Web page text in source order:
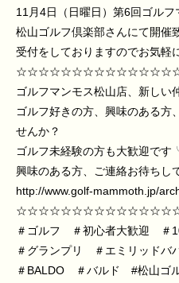
11月4日（日曜日）第6回ゴルフ
松山ゴルフ倶楽部さんにて開催
受付をしておりますのでお気軽
ゴルフマンモス松山店、新しい
ゴルフ好きの方、興味のある方
せんか？
ゴルフ未経験の方も大歓迎です
興味のある方、ご連絡お待ちし
http://www.golf-mammoth.jp/
＃ゴルフ
＃初心者大歓迎 ＃
＃グランプリ
＃エミリッドバ
＃BALDO
＃バルド #松山ゴ